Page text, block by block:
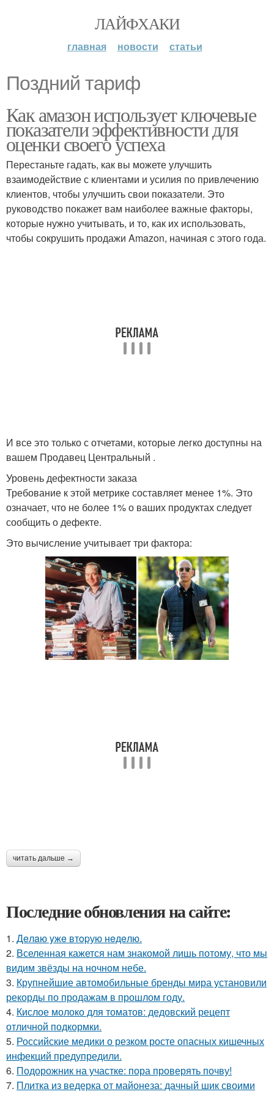
ЛАЙФХАКИ
главная новости статьи
Поздний тариф
Как амазон использует ключевые
показатели эффективности для
оценки своего успеха
Перестаньте гадать, как вы можете улучшить
взаимодействие с клиентами и усилия по привлечению
клиентов, чтобы улучшить свои показатели. Это
руководство покажет вам наиболее важные факторы,
которые нужно учитывать, и то, как их использовать,
чтобы сокрушить продажи Amazon, начиная с этого года.
И все это только с отчетами, которые легко доступны на
вашем Продавец Центральный .
Уровень дефектности заказа
Требование к этой метрике составляет менее 1%. Это
означает, что не более 1% о ваших продуктах следует
сообщить о дефекте.
Это вычисление учитывает три фактора:
читать дальше →
Последние обновления на сайте:
1. Дeлaю yжe втopую нeдeлю.
2. Вселенная кажется нам знакомой лишь потому, что мы
видим звёзды на ночном небе.
3. Крупнейшие автомобильные бренды мира установили
рекорды по продажам в прошлом году.
4. Кислое молоко для томатов: дедовский рецепт
отличной подкормки.
5. Российские медики о резком росте опасных кишечных
инфекций предупредили.
6. Подорожник на участке: пора проверять почву!
7. Плитка из ведерка от майонеза: дачный шик своими